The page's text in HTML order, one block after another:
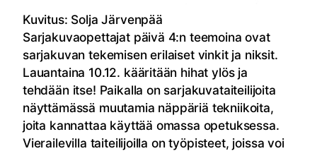
Kuvitus: Solja Järvenpää
Sarjakuvaopettajat päivä 4:n teemoina ovat
sarjakuvan tekemisen erilaiset vinkit ja niksit.
Lauantaina 10.12. kääritään hihat ylös ja
tehdään itse! Paikalla on sarjakuvataiteilijoita
näyttämässä muutamia näppäriä tekniikoita,
joita kannattaa käyttää omassa opetuksessa.
Vierailevilla taiteilijoilla on työpisteet, joissa voi